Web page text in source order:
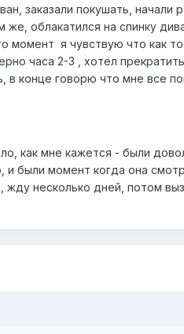
заказали покушать, начали
облакатился на спинку
я чувствую что как то
часа 2-3 , хотел
конце говорю что мне все
как мне кажется - были
и были момент когда она
несколько дней, потом